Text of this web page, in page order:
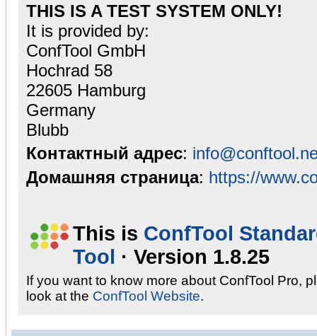
THIS IS A TEST SYSTEM ONLY!
It is provided by:
ConfTool GmbH
Hochrad 58
22605 Hamburg
Germany
Blubb
Контактный адрес:
Домашняя страница: https://
This is ConfTool
Tool · Version 1.8.25
If you want to know more about ConfTool Pro,
look at the ConfTool Website.